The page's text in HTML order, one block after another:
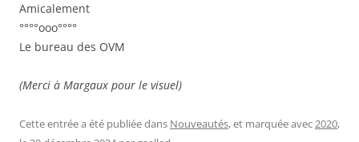
Amicalement
°°°°ooo°°°°
Le bureau des OVM
(Merci à Margaux pour le visuel)
Cette entrée a été publiée dans Nouveautés, et marquée avec2020,